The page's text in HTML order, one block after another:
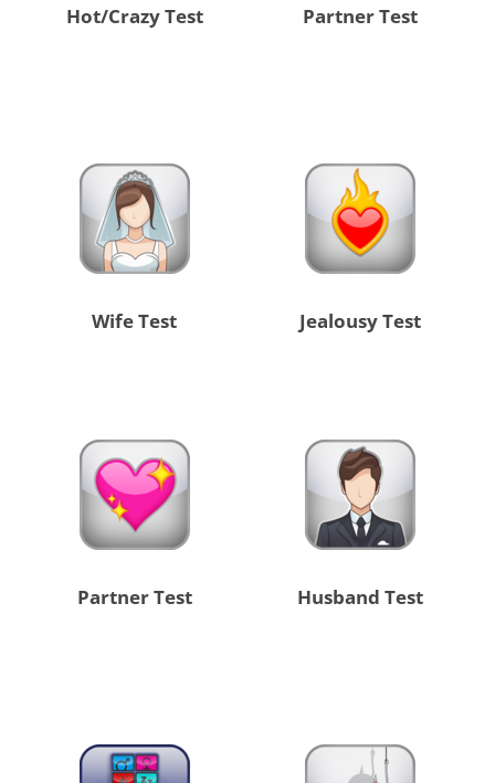
Hot/Crazy Test Partner Test
Wife Test Jealousy Test
Partner Test Husband Test